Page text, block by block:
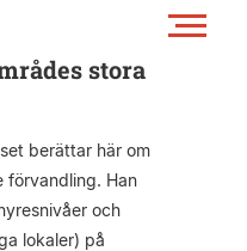
stora
berättar här om
förvandling. Han
och
lokaler) på